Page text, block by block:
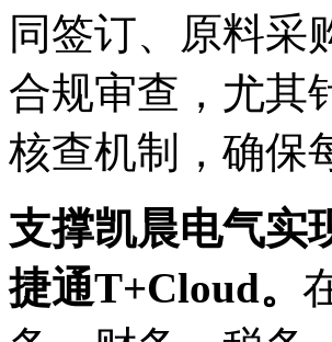
同签订、原料采
合规审查，尤其
核查机制，确保
支撑凯晨电气实
捷通T+Cloud。